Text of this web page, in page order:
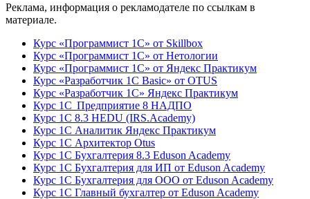
Реклама, информация о рекламодателе по ссылкам в
материале.
Курс «Программист 1С» от Skillbox
Курс «Программист 1С» от Нетологии
Курс «Программист 1С» от Яндекс Практикум
Курс «Разработчик 1С Basic» от OTUS
Курс «Разработчик 1С» Яндекс Практикум
Курс 1С Предприятие 8 НАДПО
Курс 1С 8.3 HEDU (IRS.Academy)
Курс 1С Аналитик Яндекс Практикум
Курс 1С Архитектор Otus
Курс 1С Бухгалтерия 8.3 Eduson Academy
Курс 1С Бухгалтерия для ИП от Eduson Academy
Курс 1С Бухгалтерия для ООО от Eduson Academy
Курс 1С Главный бухгалтер от Eduson Academy